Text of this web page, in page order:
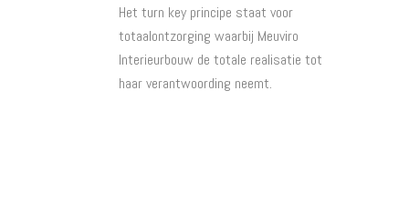
Het turn key principe staat voor
totaalontzorging waarbij Meuviro
Interieurbouw de totale realisatie tot
haar verantwoording neemt.